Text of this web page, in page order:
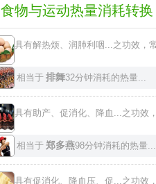
食物与运动热量消耗转换
具有解热烦、润肺利咽...之功效，
相当于 排舞32分钟消耗的热量...
具有助产、促消化、降血...之功效
相当于 郑多燕98分钟消耗的热量...
具有促消化、降血压、促...之功效